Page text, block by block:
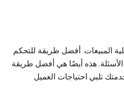
المبيعات. أفضل طريقة للتحكم
هذه أيضًا هي أفضل طريقة
تلبي احتياجات العميل